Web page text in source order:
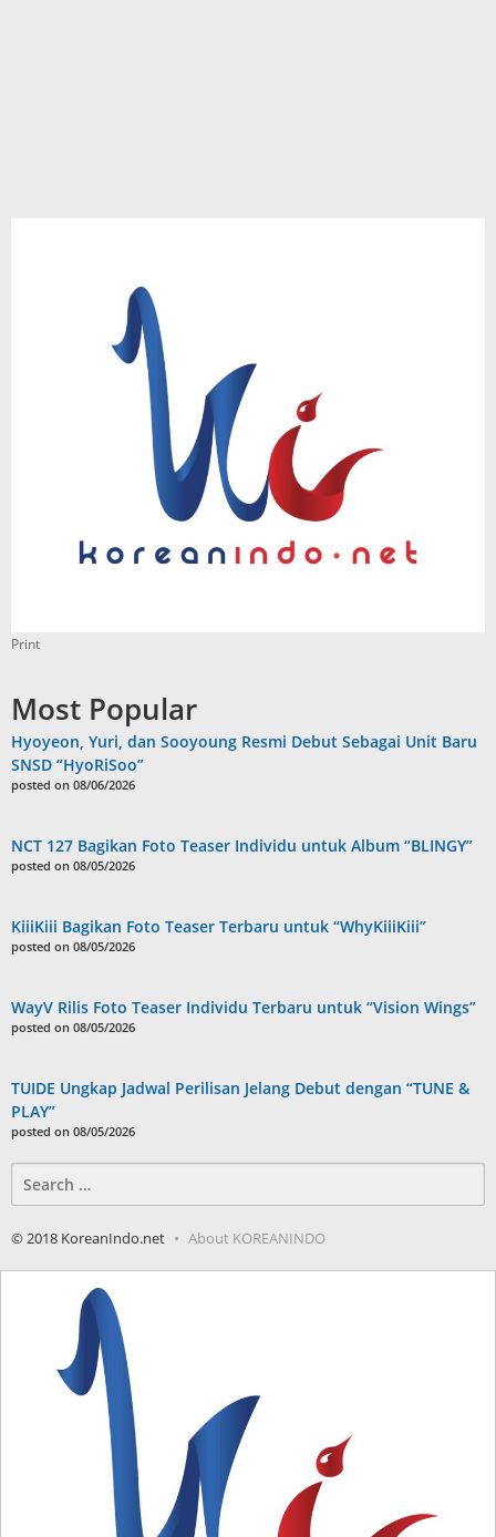
Print
Most Popular
Hyoyeon, Yuri, dan Sooyoung Resmi Debut Sebagai Unit Baru
SNSD “HyoRiSoo”
posted on 08/06/2026
NCT 127 Bagikan Foto Teaser Individu untuk Album “BLINGY”
posted on 08/05/2026
KiiiKiii Bagikan Foto Teaser Terbaru untuk “WhyKiiiKiii”
posted on 08/05/2026
WayV Rilis Foto Teaser Individu Terbaru untuk “Vision Wings”
posted on 08/05/2026
TUIDE Ungkap Jadwal Perilisan Jelang Debut dengan “TUNE &
PLAY”
posted on 08/05/2026
for:
© 2018 KoreanIndo.net About KOREANINDO